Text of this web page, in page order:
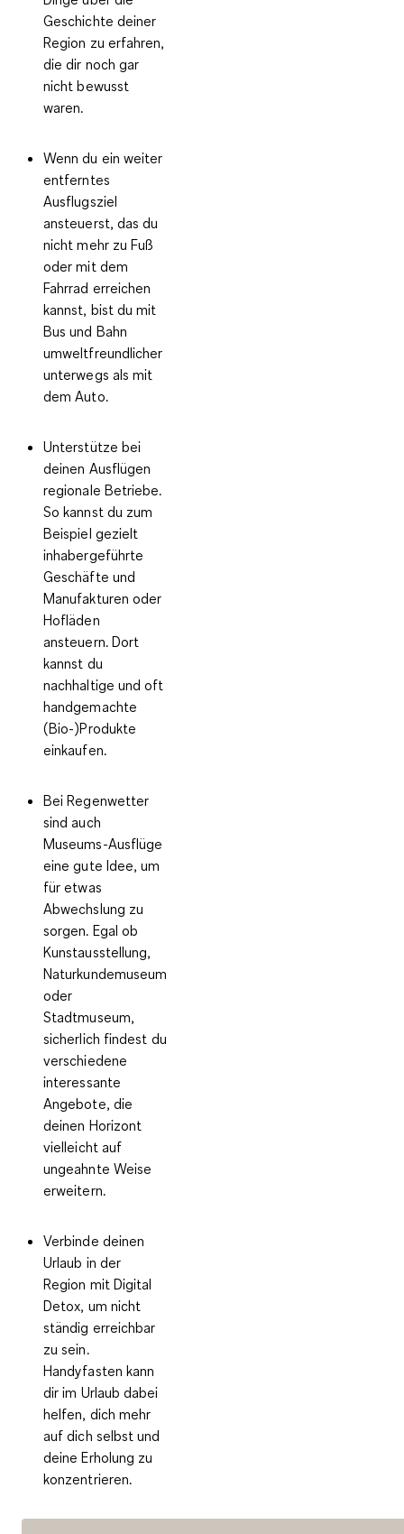
Geschichte deiner
Region zu erfahren,
die dir noch gar
nicht bewusst
waren.
Wenn du ein weiter
entferntes
Ausflugsziel
ansteuerst, das du
nicht mehr zu Fuß
oder mit dem
Fahrrad erreichen
kannst, bist dumit
Bus und Bahn
umweltfreundlicher
unterwegs als mit
dem Auto.
Unterstütze bei
deinen Ausflügen
regionale Betriebe.
So kannst du zum
Beispiel gezielt
inhabergeführte
Geschäfte und
Manufakturen oder
Hofläden
ansteuern. Dort
kannst du
nachhaltige und oft
handgemachte
(Bio-)Produkte
einkaufen.
Bei Regenwetter
sind auch
Museums-Ausflüge
eine gute Idee, um
für etwas
Abwechslung zu
sorgen. Egal ob
Kunstausstellung,
Naturkundemuseum
oder
Stadtmuseum,
sicherlich findest du
verschiedene
interessante
Angebote, die
deinen Horizont
vielleicht auf
ungeahnte Weise
erweitern.
Verbinde deinen
Urlaub in der
Region mit Digital
Detox, um nicht
ständig erreichbar
zu sein.
Handyfasten kann
dir im Urlaub dabei
helfen, dich mehr
auf dich selbst und
deine Erholung zu
konzentrieren.